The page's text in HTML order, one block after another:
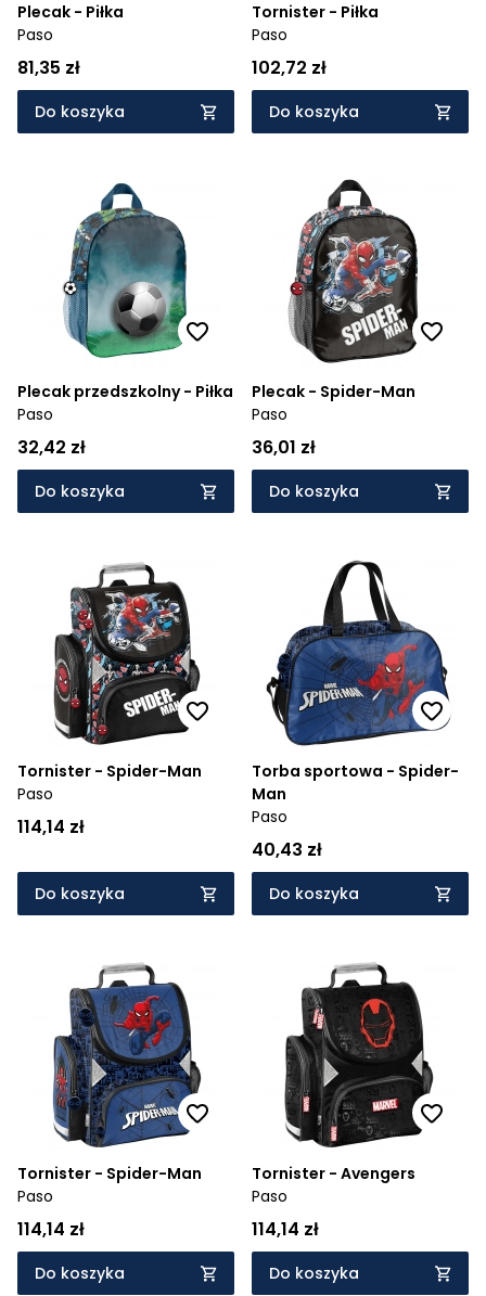
Plecak - Piłka
Paso
81,35 zł
Do koszyka
Tornister - Piłka
Paso
102,72 zł
Do koszyka
Plecak przedszkolny - Piłka
Paso
32,42 zł
Do koszyka
Plecak - Spider-Man
Paso
36,01 zł
Do koszyka
Tornister - Spider-Man
Paso
114,14 zł
Do koszyka
Torba sportowa - Spider-
Man
Paso
40,43 zł
Do koszyka
Tornister - Spider-Man
Paso
114,14 zł
Do koszyka
Tornister - Avengers
Paso
114,14 zł
Do koszyka